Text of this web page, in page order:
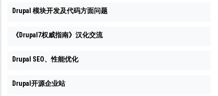
Drupal 模块开发及代码方面问题
《Drupal7权威指南》汉化交流
Drupal SEO、性能优化
Drupal开源企业站